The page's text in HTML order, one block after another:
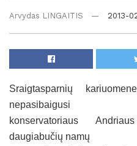
Arvydas LINGAITIS 2013-
Sraigtasparnių
nepasibaigusi
konservatoriaus
daugiabučių namų